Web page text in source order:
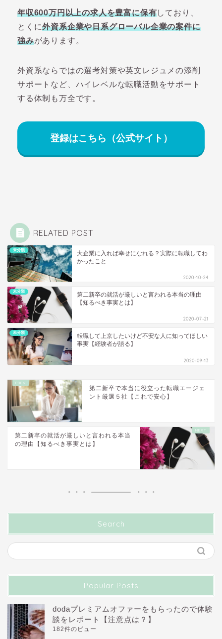
年収600万円以上の求人を豊富に保有しており、
とくに外資系企業や日系グローバル企業の案件に
強みがあります。
外資系ならではの選考対策や英文レジュメの添削
サポートなど、ハイレベルな転職活動をサポート
する体制も万全です。
登録はこちら（公式サイト）
RELATED POST
未分類
大企業に入れば幸せになれる？実際に転職してわ
かったこと
2020-10-24
未分類
第二新卒の就活が厳しいと言われる本当の理由
【知るべき事実とは】
2020-07-21
未分類
転職して上京したいけど不安な人に知ってほしい
事実【経験者が語る】
2020-09-13
第二新卒で本当に役立った転職エージェ
ント厳選５社【これで安心】
第二新卒の就活が厳しいと言われる本当
の理由【知るべき事実とは】
Search
Popular Posts
dodaプレミアムオファーをもらったので体験
談をレポート【注意点は？】
182件のビュー